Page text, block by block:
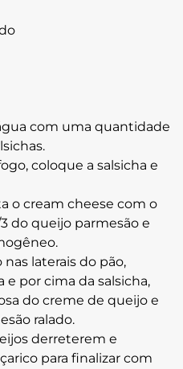
com uma quantidade
coloque a salsicha e
o cream cheese com o
do queijo parmesão e
laterais do pão,
e por cima da salsicha,
do creme de queijo e
ralado.
derreterem e
para finalizar com